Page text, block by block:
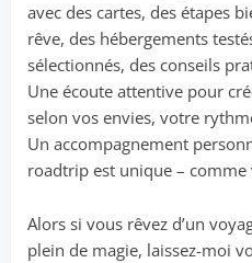
avec des cartes, des étapes
rêve, des hébergements
sélectionnés, des conseils
Une écoute attentive pour
selon vos envies, votre
Un accompagnement
roadtrip est unique – comme
Alors si vous rêvez d’un
plein de magie, laissez-moi